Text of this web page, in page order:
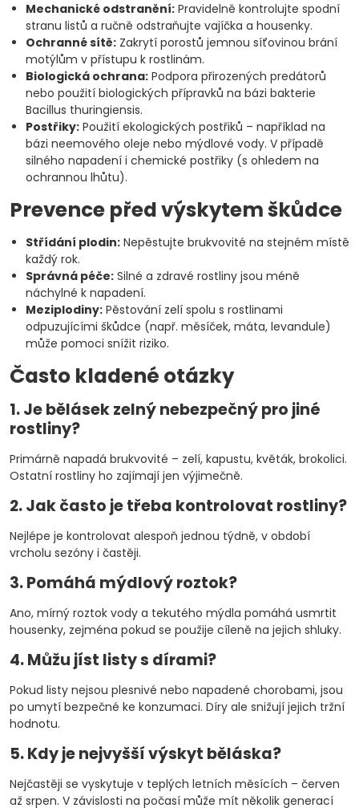
Mechanické odstranění: Pravidelně kontrolujte spodní
stranu listů a ručně odstraňujte vajíčka a housenky.
Ochranné sítě: Zakrytí porostů jemnou síťovinou brání
motýlům v přístupu k rostlinám.
Biologická ochrana: Podpora přirozených predátorů
nebo použití biologických přípravků na bázi bakterie
Bacillus thuringiensis.
Postřiky: Použití ekologických postřiků – například na
bázi neemového oleje nebo mýdlové vody. V případě
silného napadení i chemické postřiky (s ohledem na
ochrannou lhůtu).
Prevence před výskytem škůdce
Střídání plodin: Nepěstujte brukvovité na stejném místě
každý rok.
Správná péče: Silné a zdravé rostliny jsou méně
náchylné k napadení.
Meziplodiny: Pěstování zelí spolu s rostlinami
odpuzujícími škůdce (např. měsíček, máta, levandule)
může pomoci snížit riziko.
Často kladené otázky
1. Je bělásek zelný nebezpečný pro jiné
rostliny?
Primárně napadá brukvovité – zelí, kapustu, květák, brokolici.
Ostatní rostliny ho zajímají jen výjimečně.
2. Jak často je třeba kontrolovat rostliny?
Nejlépe je kontrolovat alespoň jednou týdně, v období
vrcholu sezóny i častěji.
3. Pomáhá mýdlový roztok?
Ano, mírný roztok vody a tekutého mýdla pomáhá usmrtit
housenky, zejména pokud se použije cíleně na jejich shluky.
4. Můžu jíst listy s dírami?
Pokud listy nejsou plesnivé nebo napadené chorobami, jsou
po umytí bezpečné ke konzumaci. Díry ale snižují jejich tržní
hodnotu.
5. Kdy je nejvyšší výskyt běláska?
Nejčastěji se vyskytuje v teplých letních měsících – červen
až srpen. V závislosti na počasí může mít několik generací